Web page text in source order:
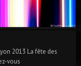
2013 La fête des
vous